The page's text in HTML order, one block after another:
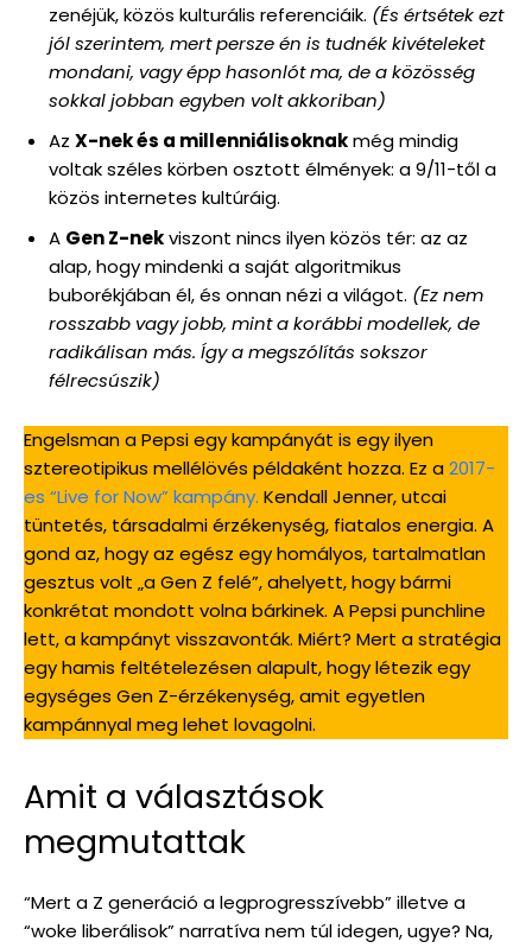
zenéjük, közös kulturális referenciáik. (És értsétek ezt
jól szerintem, mert persze én is tudnék kivételeket
mondani, vagy épp hasonlót ma, de a közösség
sokkal jobban egyben volt akkoriban)
Az X-nek és a millenniálisoknakmég mindig
voltak széles körben osztott élmények: a 9/11-től a
közös internetes kultúráig.
A Gen Z-nekviszont nincs ilyen közös tér: az az
alap, hogy mindenki a saját algoritmikus
buborékjában él, és onnan nézi a világot. (Ez nem
rosszabb vagy jobb, mint a korábbi modellek, de
radikálisan más. Így a megszólítás sokszor
félrecsúszik)
Engelsman a Pepsi egy kampányát is egy ilyen
sztereotipikus mellélövés példaként hozza. Ez a2017-
es “Live for Now” kampány. Kendall Jenner, utcai
tüntetés, társadalmi érzékenység, fiatalos energia. A
gond az, hogy az egész egy homályos, tartalmatlan
gesztus volt „a Gen Z felé”, ahelyett, hogy bármi
konkrétat mondott volna bárkinek. A Pepsi punchline
lett, a kampányt visszavonták. Miért? Mert a stratégia
egy hamis feltételezésen alapult, hogy létezik egy
egységes Gen Z-érzékenység, amit egyetlen
kampánnyal meg lehet lovagolni.
Amit a választások
megmutattak
“Mert a Z generáció a legprogresszívebb” illetve a
“woke liberálisok” narratíva nem túl idegen, ugye? Na,